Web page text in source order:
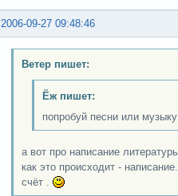
2006-09-27 09:48:46
Ветер пишет:
Ёж пишет:
попробуй песни или
а вот про написание
как это происходит -
счёт .